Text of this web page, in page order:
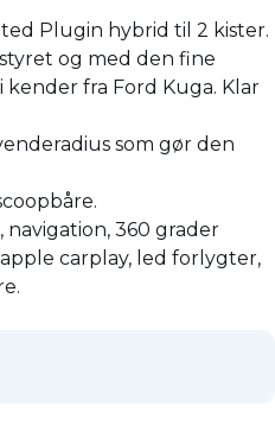
Plugin hybrid til 2 kister.
og med den fine
fra Ford Kuga. Klar
som gør den
360 grader
carplay, led forlygter,